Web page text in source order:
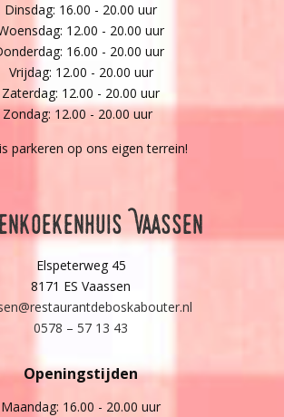
Dinsdag: 16.00 - 20.00 uur
12.00 - 20.00 uur
16.00 - 20.00 uur
Vrijdag: 12.00 - 20.00 uur
Zaterdag: 12.00 - 20.00 uur
Zondag: 12.00 - 20.00 uur
parkeren op ons eigen terrein!
Vaassen
Elspeterweg 45
8171 ES Vaassen
0578 – 57 13 43
Openingstijden
Maandag: 16.00 - 20.00 uur